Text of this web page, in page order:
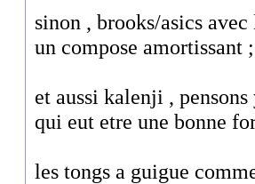
sinon , brooks/asics
un compose amortissant
et aussi kalenji ,
qui eut etre une bonne
les tongs a guigue